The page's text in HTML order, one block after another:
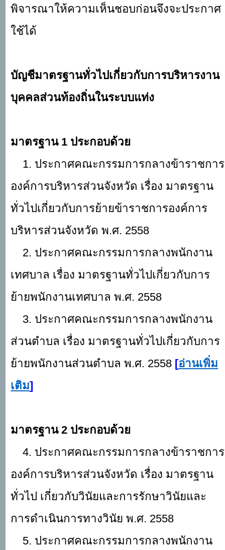
พิจารณาให้ความเห็นชอบก่อนจึงจะประกาศ
ใช้ได้
บัญชีมาตรฐานทั่วไปเกี่ยวกับการบริหารงาน
บุคคลส่วนท้องถิ่นในระบบแท่ง
มาตรฐาน 1 ประกอบด้วย
1. ประกาศคณะกรรมการกลางข้าราชการ
องค์การบริหารส่วนจังหวัด เรื่อง มาตรฐาน
ทั่วไปเกี่ยวกับการย้ายข้าราชการองค์การ
บริหารส่วนจังหวัด พ.ศ. 2558
2. ประกาศคณะกรรมการกลางพนักงาน
เทศบาล เรื่อง มาตรฐานทั่วไปเกี่ยวกับการ
ย้ายพนักงานเทศบาล พ.ศ. 2558
3. ประกาศคณะกรรมการกลางพนักงาน
ส่วนตำบล เรื่อง มาตรฐานทั่วไปเกี่ยวกับการ
ย้ายพนักงานส่วนตำบล พ.ศ. 2558 [อ่านเพิ่ม
เติม]
มาตรฐาน2 ประกอบด้วย
4. ประกาศคณะกรรมการกลางข้าราชการ
องค์การบริหารส่วนจังหวัด เรื่อง มาตรฐาน
ทั่วไป เกี่ยวกับวินัยและการรักษาวินัยและ
การดำเนินการทางวินัย พ.ศ. 2558
5. ประกาศคณะกรรมการกลางพนักงาน